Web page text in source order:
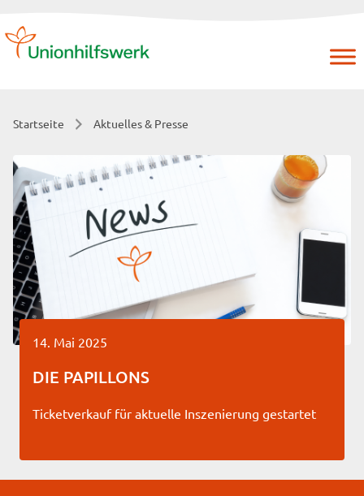
Skip
Startseite Aktuelles & Presse
14. Mai 2025
DIE PAPILLONS
Ticketverkauf für aktuelle Inszenierung gestartet